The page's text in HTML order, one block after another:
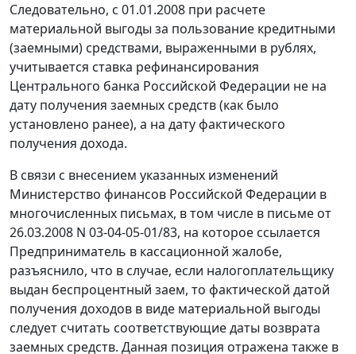
Следовательно, с 01.01.2008 при расчете
материальной выгоды за пользование кредитными
(заемными) средствами, выраженными в рублях,
учитывается ставка рефинансирования
Центрального банка Российской Федерации не на
дату получения заемных средств (как было
установлено ранее), а на дату фактического
получения дохода.
В связи с внесением указанных изменений
Министерство финансов Российской Федерации в
многочисленных письмах, в том числе в письме от
26.03.2008 N 03-04-05-01/83, на которое ссылается
Предприниматель в кассационной жалобе,
разъяснило, что в случае, если налогоплательщику
выдан беспроцентный заем, то фактической датой
получения доходов в виде материальной выгоды
следует считать соответствующие даты возврата
заемных средств. Данная позиция отражена также в